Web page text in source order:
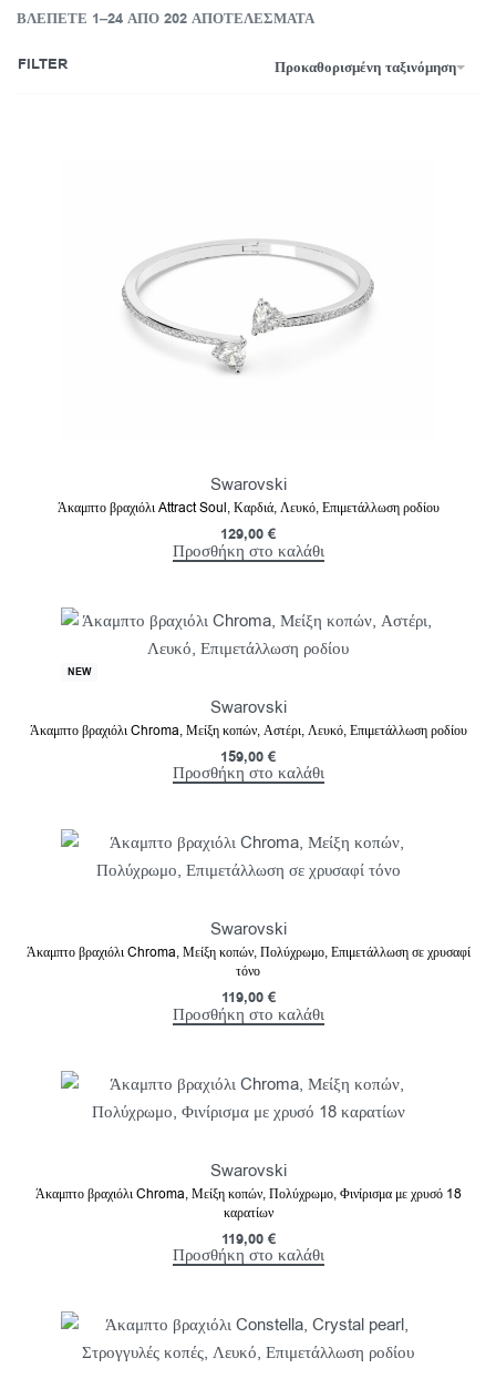
ΒΛΈΠΕΤΕ 1–24 ΑΠΌ 202 ΑΠΟΤΕΛΈΣΜΑΤΑ
Προκαθορισμένη ταξινόμηση
FILTER
Swarovski
Άκαμπτο βραχιόλι Attract Soul, Καρδιά, Λευκό, Επιμετάλλωση ροδίου
129,00 €
Προσθήκη στο καλάθι
NEW
Swarovski
Άκαμπτο βραχιόλι Chroma, Μείξη κοπών, Αστέρι, Λευκό, Επιμετάλλωση ροδίου
159,00 €
Προσθήκη στο καλάθι
Swarovski
Άκαμπτο βραχιόλι Chroma, Μείξη κοπών, Πολύχρωμο, Επιμετάλλωση σε χρυσαφί
τόνο
119,00 €
Προσθήκη στο καλάθι
Swarovski
Άκαμπτο βραχιόλι Chroma, Μείξη κοπών, Πολύχρωμο, Φινίρισμα με χρυσό 18
καρατίων
119,00 €
Προσθήκη στο καλάθι